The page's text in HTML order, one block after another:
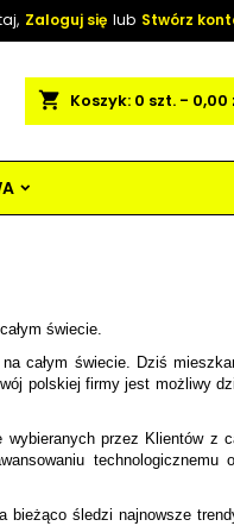
Zaloguj się lub Stwórz
shopping_cart Koszyk: 0 szt. - 0,00
świecie.
całym świecie. Dziś
polskiej firmy jest możliwy
przez Klientów z
technologicznemu
bieżąco śledzi najnowsze